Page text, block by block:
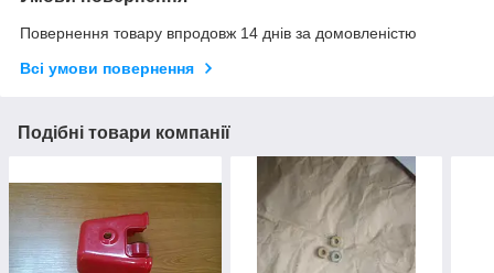
Повернення товару впродовж 14 днів за домовленістю
Всі умови повернення
Подібні товари компанії